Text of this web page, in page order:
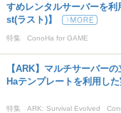
すめレンタルサーバーを
st(ラスト)】
特集 ConoHa for GAME
【ARK】マルチサーバー
Haテンプレートを利用し
特集 ARK: Survival Evolved